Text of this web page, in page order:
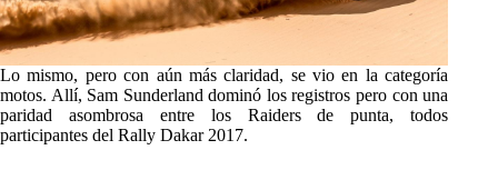
Lo mismo, pero con aún más claridad, se vio en la categoría
motos. Allí, Sam Sunderland dominó los registros pero con una
paridad asombrosa entre los Raiders de punta, todos
participantes del Rally Dakar 2017.